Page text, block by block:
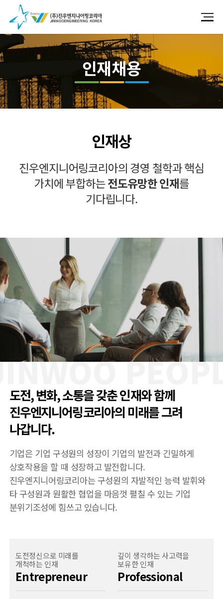
인재채용
인재상
진우엔지니어링코리아의 경영 철학과 핵심
가치에 부합하는전도유망한 인재를
기다립니다.
도전, 변화, 소통을 갖춘 인재와 함께
진우엔지니어링코리아의 미래를 그려
나갑니다.
기업은 기업 구성원의 성장이 기업의 발전과 긴밀하게
상호작용을 할 때 성장하고 발전합니다.
진우엔지니어링코리아는 구성원의 자발적인 능력 발휘와
타 구성원과 원활한 협업을 마음껏 펼칠 수 있는 기업
분위기조성에 힘쓰고 있습니다.
도전정신으로 미래를
개척하는 인재
Entrepreneur
깊이 생각하는사고력을
보유한 인재
Professional